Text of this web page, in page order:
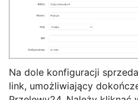
Na dole konfiguracji
link, umożliwiający